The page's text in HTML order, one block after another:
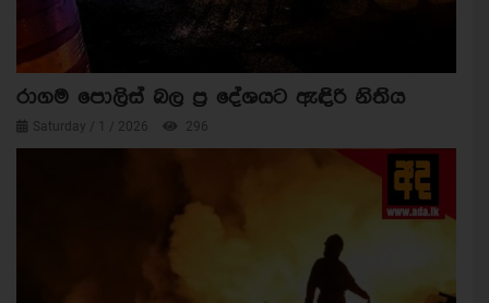
රාගම පොලිස් බල ප්‍ර දේශයට ඇඳිරි නිතිය
Saturday / 1 / 2026 296